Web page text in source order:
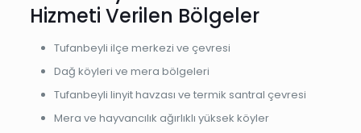
Hizmeti Verilen Bölgeler
Tufanbeyli ilçe merkezi ve çevresi
Dağ köyleri ve mera bölgeleri
Tufanbeyli linyit havzası ve termik santral çevresi
Mera ve hayvancılık ağırlıklı yüksek köyler